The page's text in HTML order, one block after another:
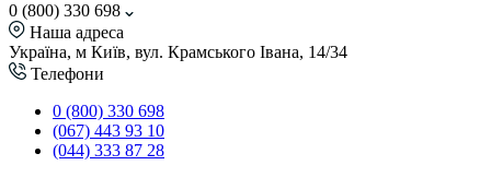
0 (800) 330 698
Наша адреса
Україна, м Київ, вул. Крамського Івана, 14/34
Телефони
0 (800) 330 698
(067) 443 93 10
(044) 333 87 28